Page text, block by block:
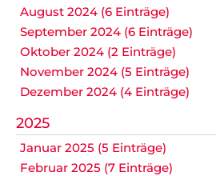
August 2024 (6 Einträge)
September 2024 (6 Einträge)
Oktober 2024 (2 Einträge)
November 2024 (5 Einträge)
Dezember 2024 (4 Einträge)
2025
Januar 2025 (5 Einträge)
Februar 2025 (7 Einträge)